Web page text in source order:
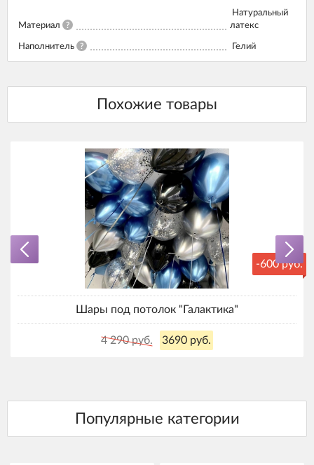
Материал ?
Натуральный
латекс
Наполнитель ? Гелий
-600 руб.
Шары под потолок "Галактика"
4 290 руб. 3690 руб.